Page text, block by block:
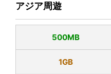
アジア周遊
500MB
1GB